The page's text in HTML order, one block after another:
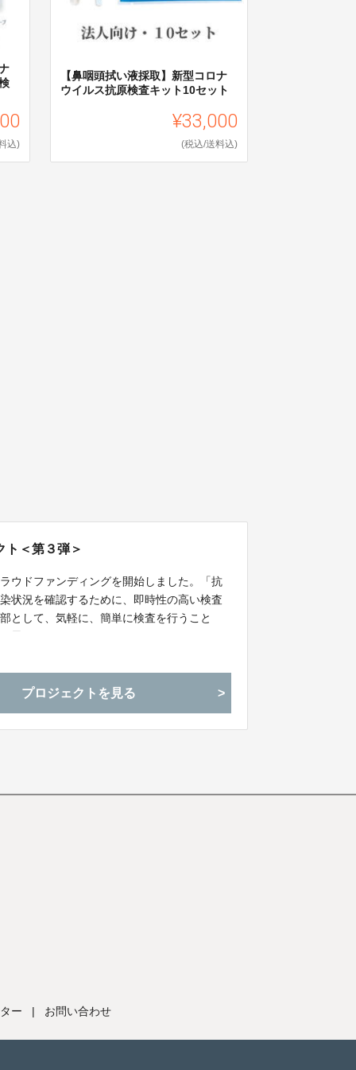
込)
【鼻咽頭拭い液採取】新型コロナ
ウイルス抗原検査キット10セット
¥33,000
(税込/送料込)
ト＜第３弾＞
ウドファンディングを開始しました。「抗
状況を確認するために、即時性の高い検査
として、気軽に、簡単に検査を行うこと
プロジェクトを見る
ー | お問い合わせ